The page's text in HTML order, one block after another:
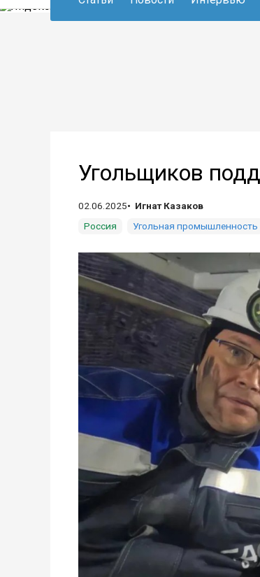
Угольщиков
02.06.2025
Игнат Казаков
Россия
Угольная промышленность